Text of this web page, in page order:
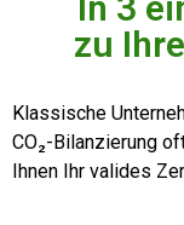
zu
Klassische
CO₂-Bilanzierung
Ihnen Ihr valides